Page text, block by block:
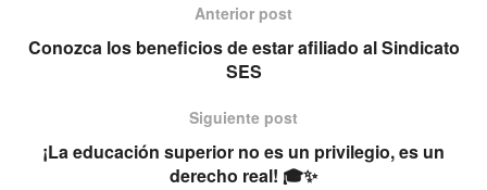
Anterior post
Conozca los beneficios de estar afiliado al Sindicato
SES
Siguiente post
¡La educación superior no es un privilegio, es un
derecho real! 🎓✨